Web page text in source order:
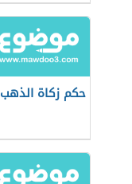
حكم زكاة الذهب